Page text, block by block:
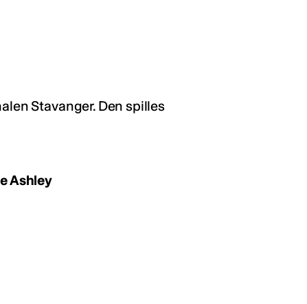
Stavanger. Den spilles
Ashley